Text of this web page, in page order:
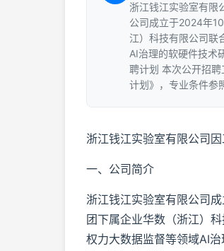
浙江钱江实验室有限
公司成立于2024年
江）科技有限公司联
AI治理的软硬件技术
聘计划 本次公开招
计划》，专业条件参
浙江钱江实验室有限公司
一、公司简介
浙江钱江实验室有限公司
团下属企业华数（浙江）
权力大数据监督等领域AI